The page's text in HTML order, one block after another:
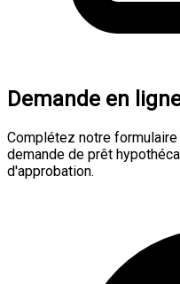
Demande en
Complétez notre
demande de prêt
d'approbation.